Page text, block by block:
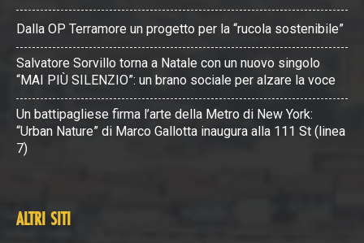
Dalla OP Terramore un progetto per la “rucola sostenibile”
Salvatore Sorvillo torna a Natale con un nuovo singolo
“MAI PIÙ SILENZIO”: un brano sociale per alzare la voce
Un battipagliese firma l’arte della Metro di New York:
“Urban Nature” di Marco Gallotta inaugura alla 111 St (linea
7)
ALTRI SITI